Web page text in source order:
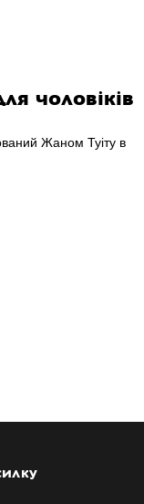
чоловіків
Жаном Туіту в